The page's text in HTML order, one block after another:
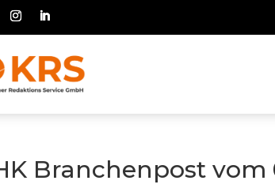
Branchenpost vom